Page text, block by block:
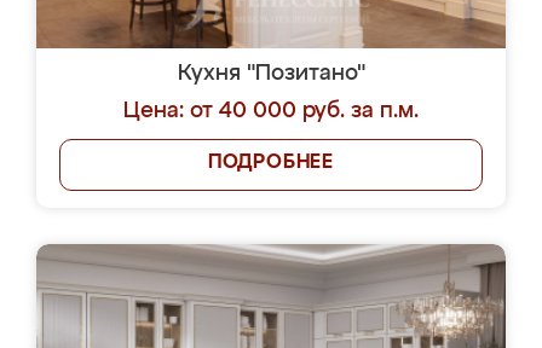
Кухня "Позитано"
Цена: от 40 000 руб. за п.м.
ПОДРОБНЕЕ